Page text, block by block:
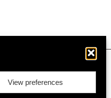
View preferences